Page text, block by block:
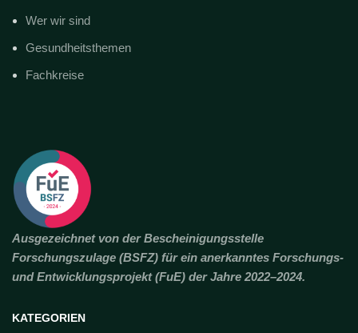
Wer wir sind
Gesundheitsthemen
Fachkreise
Ausgezeichnet von der Bescheinigungsstelle
Forschungszulage (BSFZ) für ein anerkanntes Forschungs-
und Entwicklungsprojekt (FuE) der Jahre 2022–2024.
KATEGORIEN